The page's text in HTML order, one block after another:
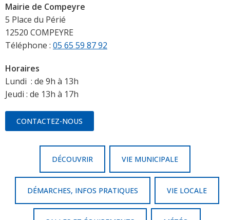
Mairie de Compeyre
5 Place du Périé
12520 COMPEYRE
Téléphone : 05 65 59 87 92
Horaires
Lundi : de 9h à 13h
Jeudi : de 13h à 17h
CONTACTEZ-NOUS
DÉCOUVRIR VIE MUNICIPALE
DÉMARCHES, INFOS PRATIQUES VIE LOCALE